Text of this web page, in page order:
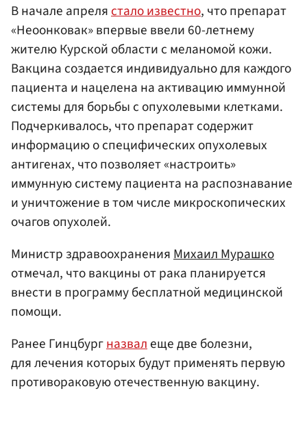
В начале апрелястало известно, что препарат
«Неоонковак» впервые ввели 60-летнему
жителю Курской области с меланомой кожи.
Вакцина создается индивидуально для каждого
пациента и нацелена на активацию иммунной
системы для борьбы с опухолевыми клетками.
Подчеркивалось, что препарат содержит
информацию о специфических опухолевых
антигенах, что позволяет «настроить»
иммунную систему пациента на распознавание
и уничтожение в том числе микроскопических
очагов опухолей.
Министр здравоохраненияМихаил Мурашко
отмечал, что вакцины от рака планируется
внести в программу бесплатной медицинской
помощи.
Ранее Гинцбургназвалеще две болезни,
для лечения которых будут применять первую
противораковую отечественную вакцину.